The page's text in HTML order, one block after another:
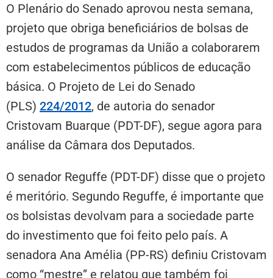
O Plenário do Senado aprovou nesta semana,
projeto que obriga beneficiários de bolsas de
estudos de programas da União a colaborarem
com estabelecimentos públicos de educação
básica. O Projeto de Lei do Senado
(PLS) 224/2012, de autoria do senador
Cristovam Buarque (PDT-DF), segue agora para
análise da Câmara dos Deputados.
O senador Reguffe (PDT-DF) disse que o projeto
é meritório. Segundo Reguffe, é importante que
os bolsistas devolvam para a sociedade parte
do investimento que foi feito pelo país. A
senadora Ana Amélia (PP-RS) definiu Cristovam
como “mestre” e relatou que também foi